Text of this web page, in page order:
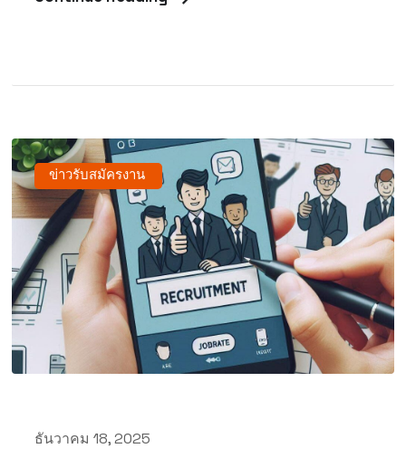
ข่าวรับสมัครงาน
ธันวาคม 18, 2025